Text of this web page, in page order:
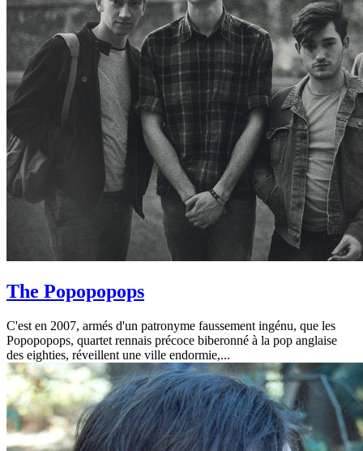
The Popopopops
C'est en 2007, armés d'un patronyme faussement ingénu, que les
Popopopops, quartet rennais précoce biberonné à la pop anglaise
des eighties, réveillent une ville endormie,...